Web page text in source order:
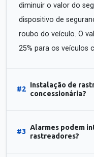
diminuir o valor do
dispositivo de
roubo do veículo. O
25% para os veículos
#2
Instalação de
concessionária?
#3
Alarmes podem
rastreadores?